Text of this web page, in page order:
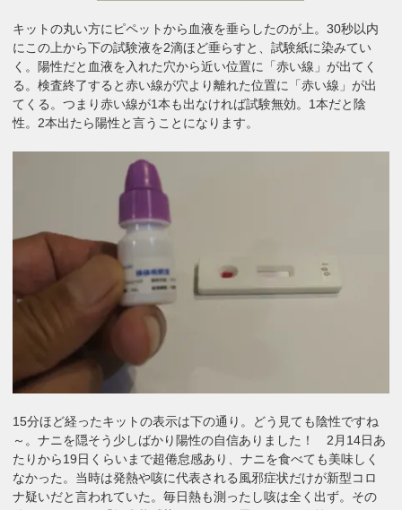
キットの丸い方にピペットから血液を垂らしたのが上。30秒以内
にこの上から下の試験液を2滴ほど垂らすと、試験紙に染みてい
く。陽性だと血液を入れた穴から近い位置に「赤い線」が出てく
る。検査終了すると赤い線が穴より離れた位置に「赤い線」が出
てくる。つまり赤い線が1本も出なければ試験無効。1本だと陰
性。2本出たら陽性と言うことになります。
15分ほど経ったキットの表示は下の通り。どう見ても陰性ですね
～。ナニを隠そう少しばかり陽性の自信ありました！ 2月14日あ
たりから19日くらいまで超倦怠感あり、ナニを食べても美味しく
なかった。当時は発熱や咳に代表される風邪症状だけが新型コロ
ナ疑いだと言われていた。毎日熱も測ったし咳は全く出ず。その